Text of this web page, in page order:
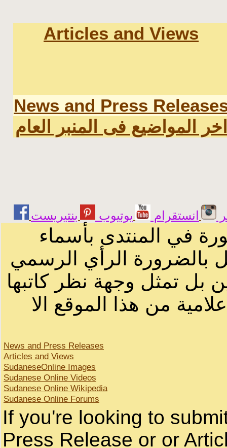
Articles and Views
News and Press
اخر المواضيع فى المنبر العام
انستقرام يوتيوب
في المنتدى بأسماء
بالضرورة الرأي الرسمي
بل تمثل وجهة نظر كاتبها
من هذا الموقع الا
News and Press Releases
Articles and Views
SudaneseOnline Images
Sudanese Online Videos
Sudanese Online Wikipedia
Sudanese Online Forums
If you're looking to
Press Release or or